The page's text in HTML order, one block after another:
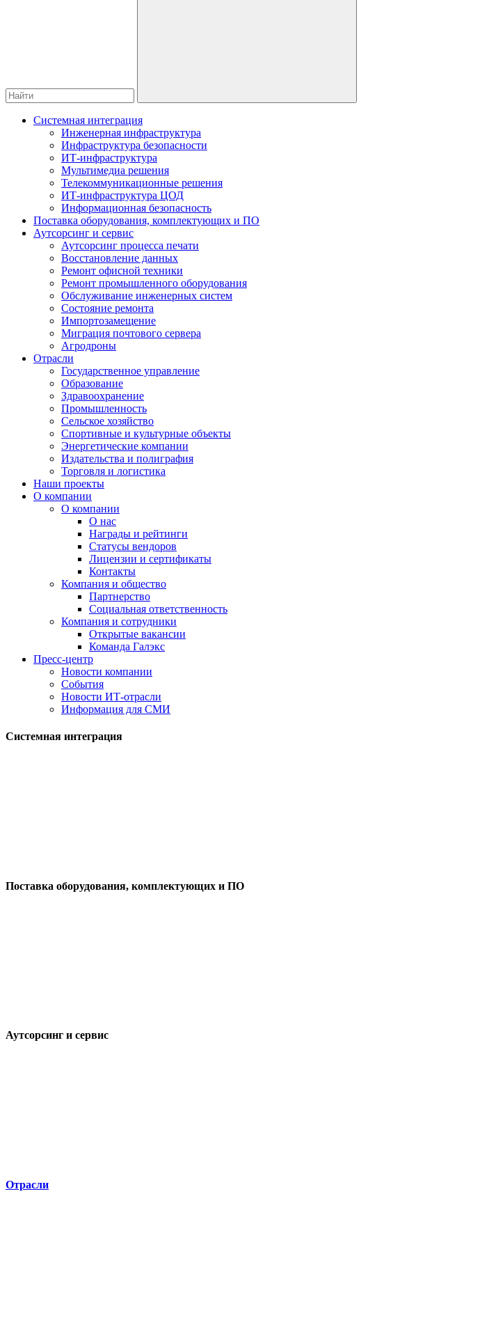
Системная интеграция
Инженерная инфраструктура
Инфраструктура безопасности
ИТ-инфраструктура
Мультимедиа решения
Телекоммуникационные решения
ИТ-инфраструктура ЦОД
Информационная безопасность
Поставка оборудования, комплектующих и ПО
Аутсорсинг и сервис
Аутсорсинг процесса печати
Восстановление данных
Ремонт офисной техники
Ремонт промышленного оборудования
Обслуживание инженерных систем
Состояние ремонта
Импортозамещение
Миграция почтового сервера
Агродроны
Отрасли
Государственное управление
Образование
Здравоохранение
Промышленность
Сельское хозяйство
Спортивные и культурные объекты
Энергетические компании
Издательства и полиграфия
Торговля и логистика
Наши проекты
О компании
О компании
О нас
Награды и рейтинги
Статусы вендоров
Лицензии и сертификаты
Контакты
Компания и общество
Партнерство
Социальная ответственность
Компания и сотрудники
Открытые вакансии
Команда Галэкс
Пресс-центр
Новости компании
События
Новости ИТ-отрасли
Информация для СМИ
Системная интеграция
Поставка оборудования, комплектующих и ПО
Аутсорсинг и сервис
Отрасли